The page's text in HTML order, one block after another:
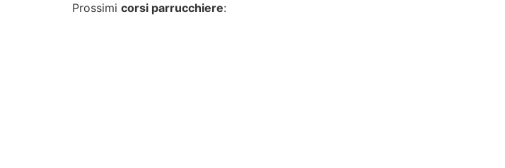
Prossimi corsi parrucchiere: